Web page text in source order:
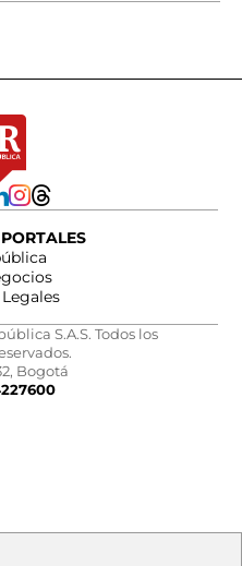
S.A.S. Todos los
Bogotá